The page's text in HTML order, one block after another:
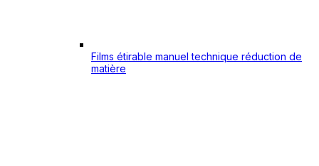
Films étirable manuel technique réduction de
matière